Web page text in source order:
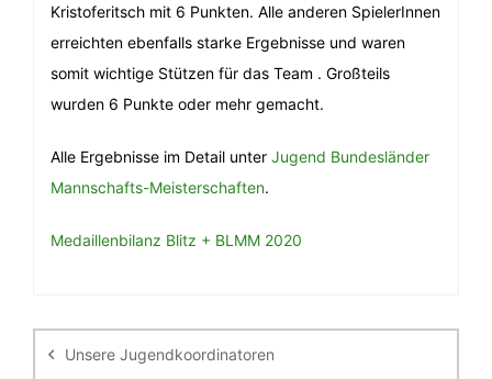
Kristoferitsch mit 6 Punkten. Alle anderen SpielerInnen
erreichten ebenfalls starke Ergebnisse und waren
somit wichtige Stützen für das Team . Großteils
wurden 6 Punkte oder mehr gemacht.
Alle Ergebnisse im Detail unter Jugend Bundesländer
Mannschafts-Meisterschaften.
Medaillenbilanz Blitz + BLMM 2020
Unsere Jugendkoordinatoren